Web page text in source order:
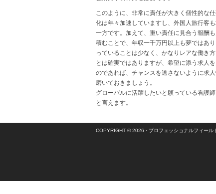
このように、非常に責任が大きく個性的な
化は年々加速していますし、外国人旅行客
一方です。加えて、重い責任に見合う報酬
積むことで、年収一千万円以上も夢ではあ
っていることは少なく、かなりレアな働き
とは確実ではありますが、希望に添う求人
のであれば、チャンスを逃さないように求
磨いておきましょう。
グローバルに活躍したいと願っている看護師
と言えます。
COPYRIGHT © 2026 · プロフェッショナルフィール